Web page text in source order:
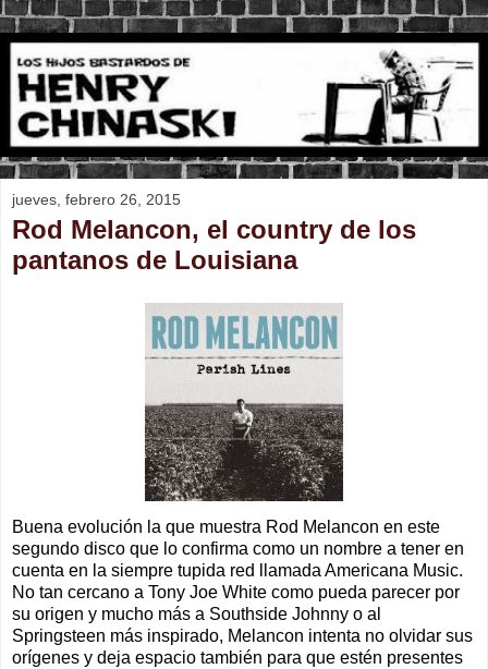
jueves, febrero 26, 2015
Rod Melancon, el country de los
pantanos de Louisiana
Buena evolución la que muestra Rod Melancon en este
segundo disco que lo confirma como un nombre a tener en
cuenta en la siempre tupida red llamada Americana Music.
No tan cercano a Tony Joe White como pueda parecer por
su origen y mucho más a Southside Johnny o al
Springsteen más inspirado, Melancon intenta no olvidar sus
orígenes y deja espacio también para que estén presentes